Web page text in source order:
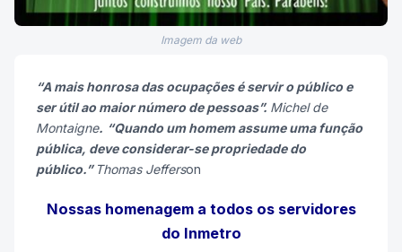
Imagem da web
“A mais honrosa das ocupações é servir o público e
ser útil ao maior número de pessoas”. Michel de
Montaigne. “Quando um homem assume uma função
pública, deve considerar-se propriedade do
público.” Thomas Jefferson
Nossas homenagem a todos os servidores
do Inmetro